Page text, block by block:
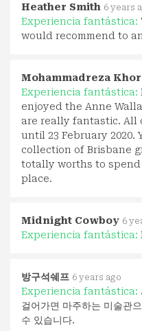
Heather Smith 6 years
Experiencia fantástica:
would recommend to
Mohammadreza
Experiencia fantástica:
enjoyed the Anne
are really fantastic. All
until 23 February 2020.
collection of Brisbane
totally worths to spend
place.
Midnight Cowboy 6
Experiencia fantástica:
방구석쉐프 6 years ago
Experiencia fantástica:
걸어가면 마주하는 미술관
수 있습니다.